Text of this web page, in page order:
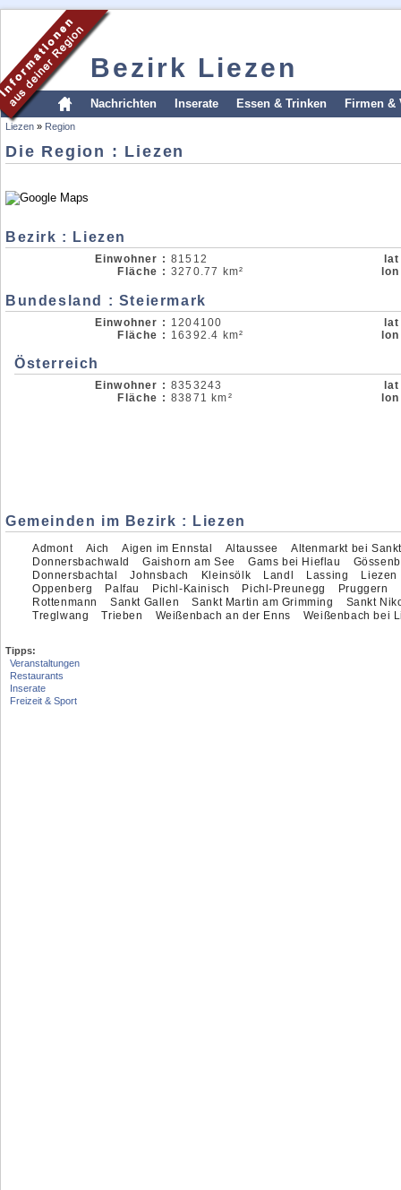
Bezirk Liezen
Nachrichten Inserate Essen & Trinken Firmen &
Liezen » Region
Die Region : Liezen
Bezirk : Liezen
Einwohner : 81512
Fläche : 3270.77 km²
Bundesland : Steiermark
Einwohner : 1204100
Fläche : 16392.4 km²
Österreich
Einwohner : 8353243
Fläche : 83871 km²
Gemeinden im Bezirk : Liezen
Admont Aich Aigen im Ennstal Altaussee
Altenmarkt bei
Donnersbachwald
Gaishorn am See Gams bei Hieflau
Donnersbachtal
Johnsbach Kleinsölk Landl Lassing
Liezen
Oppenberg
Palfau Pichl-Kainisch Pichl-Preunegg Pruggern
Rottenmann
Sankt Gallen Sankt Martin am Grimming
Sankt
Treglwang
Trieben Weißenbach an der Enns Weißenbach bei
Tipps:
Veranstaltungen
Restaurants
Inserate
Freizeit & Sport